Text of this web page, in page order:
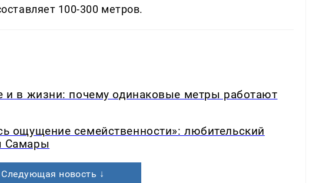
100-300 метров.
и в жизни: почему одинаковые метры работают
ощущение семейственности»: любительский
Самары
Следующая новость ↓